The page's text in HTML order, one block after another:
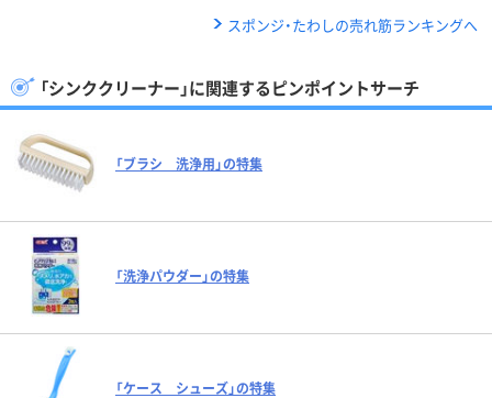
スポンジ・たわしの売れ筋ランキングへ
「シンククリーナー」に関連するピンポイントサーチ
「ブラシ 洗浄用」の特集
「洗浄パウダー」の特集
「ケース シューズ」の特集